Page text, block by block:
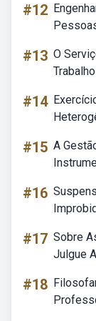
#12
#13 O
#14
#15 A
#16
#17 Sobre
Julgue
#18